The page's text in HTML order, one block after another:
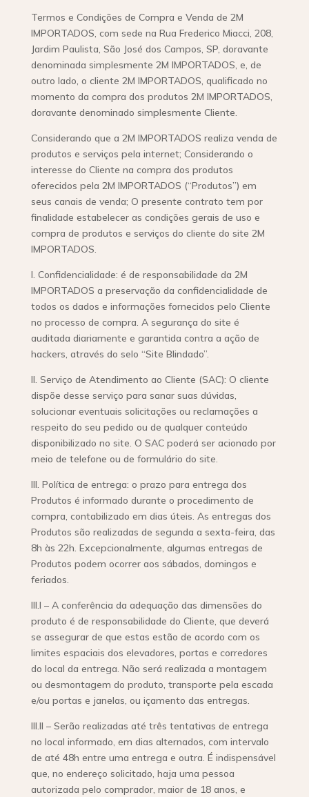
Termos e Condições de Compra e Venda de 2M
IMPORTADOS, com sede na Rua Frederico Miacci, 208,
Jardim Paulista, São José dos Campos, SP, doravante
denominada simplesmente 2M IMPORTADOS, e, de
outro lado, o cliente 2M IMPORTADOS, qualificado no
momento da compra dos produtos 2M IMPORTADOS,
doravante denominado simplesmente Cliente.
Considerando que a 2M IMPORTADOS realiza venda de
produtos e serviços pela internet; Considerando o
interesse do Cliente na compra dos produtos
oferecidos pela 2M IMPORTADOS (“Produtos”) em
seus canais de venda; O presente contrato tem por
finalidade estabelecer as condições gerais de uso e
compra de produtos e serviços do cliente do site 2M
IMPORTADOS.
I. Confidencialidade: é de responsabilidade da 2M
IMPORTADOS a preservação da confidencialidade de
todos os dados e informações fornecidos pelo Cliente
no processo de compra. A segurança do site é
auditada diariamente e garantida contra a ação de
hackers, através do selo “Site Blindado”.
II. Serviço de Atendimento ao Cliente (SAC): O cliente
dispõe desse serviço para sanar suas dúvidas,
solucionar eventuais solicitações ou reclamações a
respeito do seu pedido ou de qualquer conteúdo
disponibilizado no site. O SAC poderá ser acionado por
meio de telefone ou de formulário do site.
III. Política de entrega: o prazo para entrega dos
Produtos é informado durante o procedimento de
compra, contabilizado em dias úteis. As entregas dos
Produtos são realizadas de segunda a sexta-feira, das
8h às 22h. Excepcionalmente, algumas entregas de
Produtos podem ocorrer aos sábados, domingos e
feriados.
III.I – A conferência da adequação das dimensões do
produto é de responsabilidade do Cliente, que deverá
se assegurar de que estas estão de acordo com os
limites espaciais dos elevadores, portas e corredores
do local da entrega. Não será realizada a montagem
ou desmontagem do produto, transporte pela escada
e/ou portas e janelas, ou içamento das entregas.
III.II – Serão realizadas até três tentativas de entrega
no local informado, em dias alternados, com intervalo
de até 48h entre uma entrega e outra. É indispensável
que, no endereço solicitado, haja uma pessoa
autorizada pelo comprador, maior de 18 anos, e